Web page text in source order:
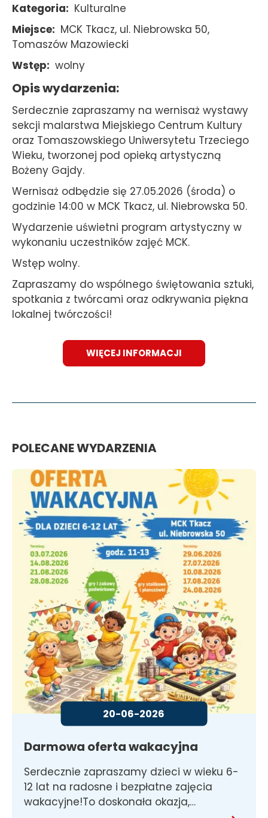
Kategoria
Kulturalne
Miejsce
MCK Tkacz, ul. Niebrowska 50,
Tomaszów Mazowiecki
Wstęp
wolny
Opis wydarzenia
Serdecznie zapraszamy na wernisaż wystawy
sekcji malarstwa Miejskiego Centrum Kultury
oraz Tomaszowskiego Uniwersytetu Trzeciego
Wieku, tworzonej pod opieką artystyczną
Bożeny Gajdy.
Wernisaż odbędzie się 27.05.2026 (środa) o
godzinie 14:00 w MCK Tkacz, ul. Niebrowska 50.
Wydarzenie uświetni program artystyczny w
wykonaniu uczestników zajęć MCK.
Wstęp wolny.
Zapraszamy do wspólnego świętowania sztuki,
spotkania z twórcami oraz odkrywania piękna
lokalnej twórczości!
WIĘCEJ INFORMACJI
POLECANE WYDARZENIA
20-06-2026
Darmowa oferta wakacyjna
Serdecznie zapraszamy dzieci w wieku 6-
12 lat na radosne i bezpłatne zajęcia
wakacyjne!To doskonała okazja,…